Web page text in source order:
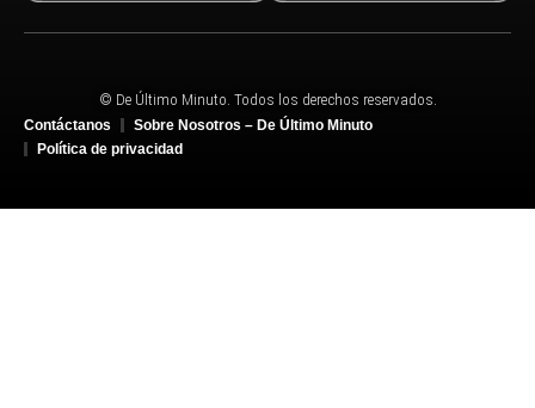
© De Último Minuto. Todos los derechos reservados.
Contáctanos
Sobre Nosotros – De Último Minuto
Política de privacidad